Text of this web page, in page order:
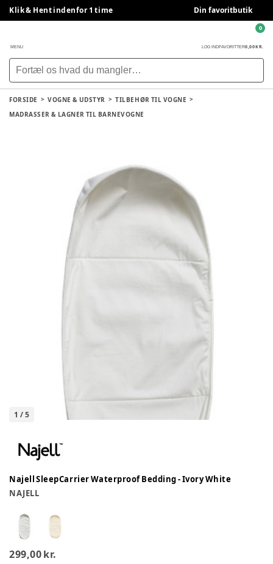
Klik & Hent indenfor 1 time Din favoritbutik
MENU LOG INDFAVORITTER0,00 KR.
0
FORSIDE VOGNE & UDSTYR
TILBEHØR TIL VOGNE
MADRASSER & LAGNER TIL BARNEVOGNE
1 /5
Najell SleepCarrier Waterproof Bedding - Ivory White
NAJELL
299,00 kr.